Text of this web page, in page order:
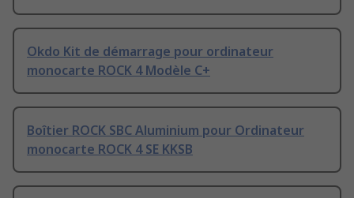
Okdo Kit de démarrage pour ordinateur
monocarte ROCK 4 Modèle C+
Boîtier ROCK SBC Aluminium pour Ordinateur
monocarte ROCK 4 SE KKSB